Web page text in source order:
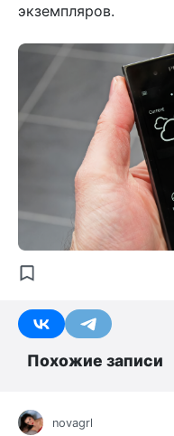
экземпляров.
Похожие записи
novagrl